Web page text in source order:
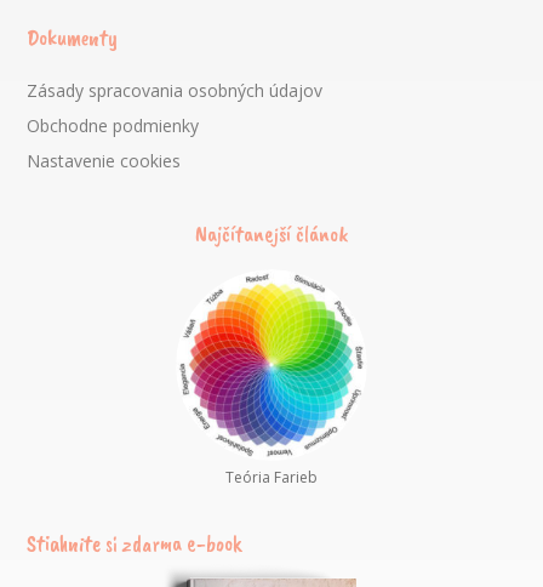
Dokumenty
Zásady spracovania osobných údajov
Obchodne podmienky
Nastavenie cookies
Najčítanejší článok
Teória Farieb
Stiahnite si zdarma e-book